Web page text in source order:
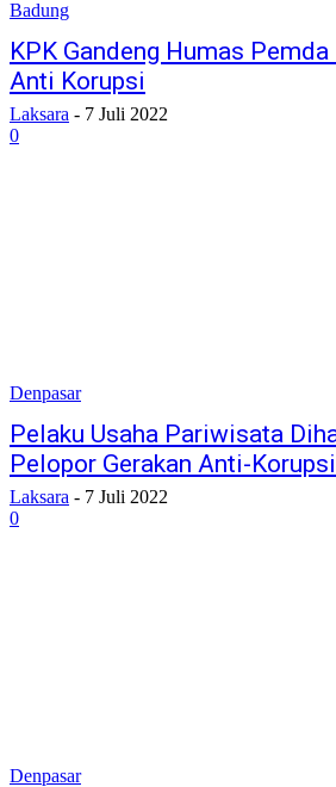
Badung
KPK Gandeng Humas
Anti Korupsi
Laksara - 7 Juli 2022
0
Denpasar
Pelaku Usaha Pariwisata
Pelopor Gerakan Anti-
Laksara - 7 Juli 2022
0
Denpasar